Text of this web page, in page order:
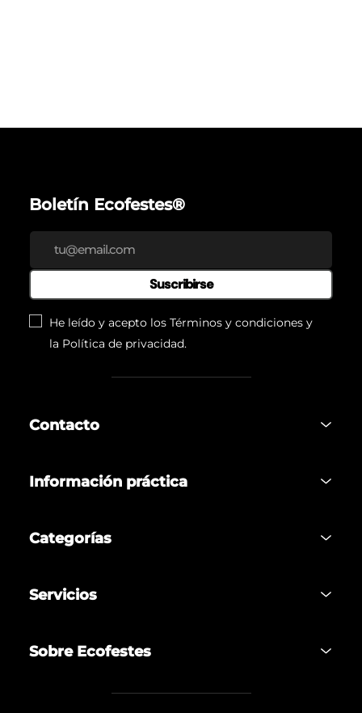
Boletín Ecofestes®
Suscribirse
He leído y acepto los Términos y condiciones y
la Política de privacidad.
Contacto
Información práctica
Categorías
Servicios
Sobre Ecofestes